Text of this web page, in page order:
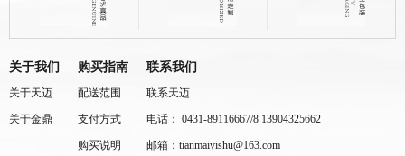
关于我们
关于天迈
关于金鼎
购买指南
配送范围
支付方式
购买说明
联系我们
联系天迈
电话： 0431-89116667/8 13904325662
邮箱：tianmaiyishu@163.com